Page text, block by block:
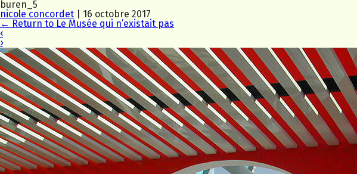
buren_5
nicole concordet
16 octobre 2017
← Return to Le Musée qui n’existait pas
‹
›